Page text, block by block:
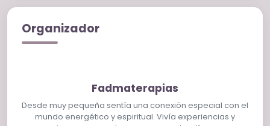
espacio seguro, cálido y de acompañamiento
consciente. Trabajo desde una visión holística
del bienestar, integrando cuerpo, mente,
sanación y armonización integral.
Organizador
Fadmaterapias
Desde muy pequeña sentía una conexión especial con el
mundo energético y espiritual. Vivía experiencias y